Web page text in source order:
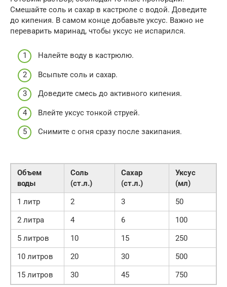
Смешайте соль и сахар в кастрюле с водой. Доведите
до кипения. В самом конце добавьте уксус. Важно не
переварить маринад, чтобы уксус не испарился.
Налейте воду в кастрюлю.
Всыпьте соль и сахар.
Доведите смесь до активного кипения.
Влейте уксус тонкой струей.
Снимите с огня сразу после закипания.
Объем
воды
Соль
(ст.л.)
Сахар
(ст.л.)
Уксус
(мл)
1 литр
2 3
50
2 литра
4 6
100
5 литров
10 15
250
10 литров
20 30
500
15 литров
30 45 750